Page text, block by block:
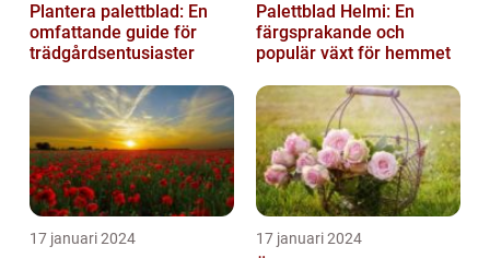
Plantera palettblad: En
omfattande guide för
trädgårdsentusiaster
Palettblad Helmi: En
färgsprakande och
populär växt för hemmet
17 januari 2024 17 januari 2024